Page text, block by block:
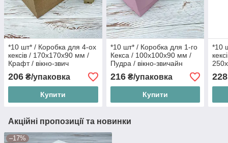
*10 шт* / Коробка для 4-ох
кексів / 170х170х90 мм /
Крафт / вікно-звич
206 ₴/упаковка
Купити
*10 шт* / Коробка для 1-го
Кекса / 100х100х90 мм /
Пудра / вікно-звичайн
216₴/упаковка
Купити
*10
228
Акційні пропозиції та новинки
–17%